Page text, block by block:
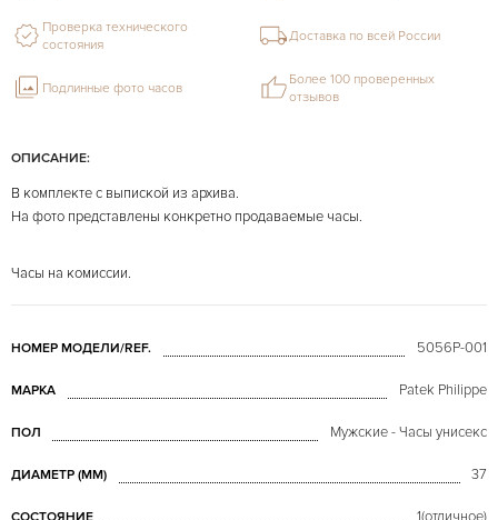
ОПИСАНИЕ:
В комплекте с выпиской из архива.
На фото представлены конкретно продаваемые часы.
Часы на комиссии.
НОМЕР МОДЕЛИ/REF. 5056P-001
МАРКА Patek Philippe
ПОЛ Мужские - Часы унисекс
ДИАМЕТР (MM) 37
Проверка технического
состояния
Доставка по всей России
Подлинные фото часов
Более 100 проверенных
отзывов